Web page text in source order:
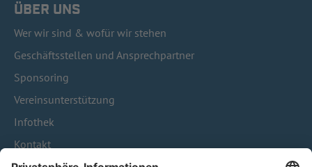
ÜBER UNS
Wer wir sind & wofür wir stehen
Geschäftsstellen und Ansprechpartner
Sponsoring
Vereinsunterstützung
Infothek
Kontakt